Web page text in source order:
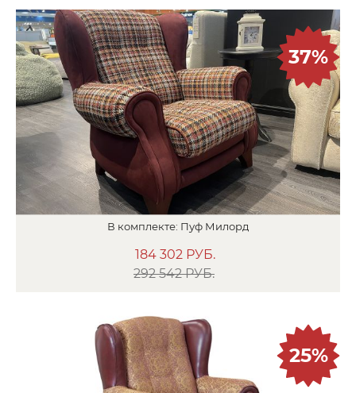
В комплекте: Пуф Милорд
184 302 РУБ.
292 542 РУБ.
37%
25%